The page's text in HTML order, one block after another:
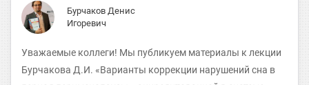
Бурчаков Денис
Игоревич
Уважаемые коллеги! Мы публикуем материалы к лекции
Бурчакова Д.И. «Варианты коррекции нарушений сна в